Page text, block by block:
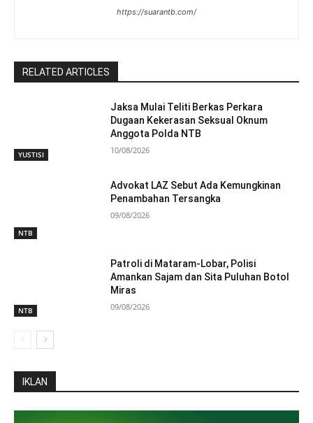
https://suarantb.com/
RELATED ARTICLES
YUSTISI
Jaksa Mulai Teliti Berkas Perkara
Dugaan Kekerasan Seksual Oknum
Anggota Polda NTB
10/08/2026
NTB
Advokat LAZ Sebut Ada Kemungkinan
Penambahan Tersangka
09/08/2026
NTB
Patroli di Mataram-Lobar, Polisi
Amankan Sajam dan Sita Puluhan Botol
Miras
09/08/2026
IKLAN